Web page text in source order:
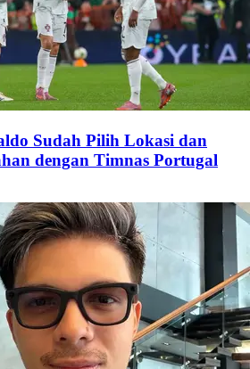
Sudah Pilih Lokasi dan
dengan Timnas Portugal